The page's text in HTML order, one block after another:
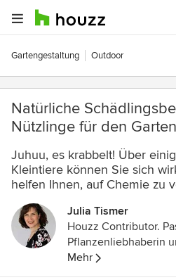
Gartengestaltung Outdoor
Natürliche
Nützlinge für den Garten
Juhuu, es krabbelt! Über
Kleintiere können Sie sich
helfen Ihnen, auf Chemie zu
Julia Tismer
Houzz Contributor.
Pflanzenliebhaberin
Gartenthemen.
Mehr